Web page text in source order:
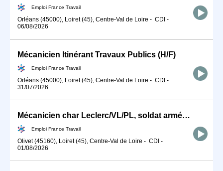
Emploi France Travail
Orléans (45000), Loiret (45), Centre-Val de Loire - CDI -
06/08/2026
Mécanicien Itinérant Travaux Publics (H/F)
Emploi France Travail
Orléans (45000), Loiret (45), Centre-Val de Loire - CDI -
31/07/2026
Mécanicien char Leclerc/VL/PL, soldat armée de terre (H/F)
Emploi France Travail
Olivet (45160), Loiret (45), Centre-Val de Loire - CDI -
01/08/2026